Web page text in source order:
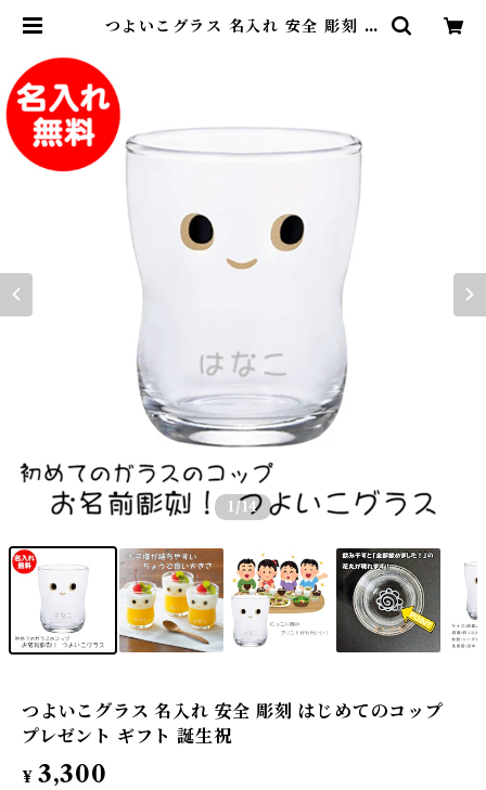
つよいこグラス 名入れ 安全 彫刻 は
1 /14
つよいこグラス 名入れ 安全 彫刻 はじめてのコップ
プレゼント ギフト 誕生祝
¥ 3,300